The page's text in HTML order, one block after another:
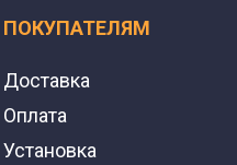
ПОКУПАТЕЛЯМ
Доставка
Оплата
Установка